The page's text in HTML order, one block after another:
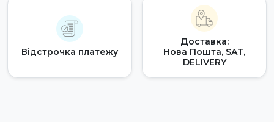
Відстрочка платежу
Доставка:
Нова Пошта, SAT,
DELIVERY